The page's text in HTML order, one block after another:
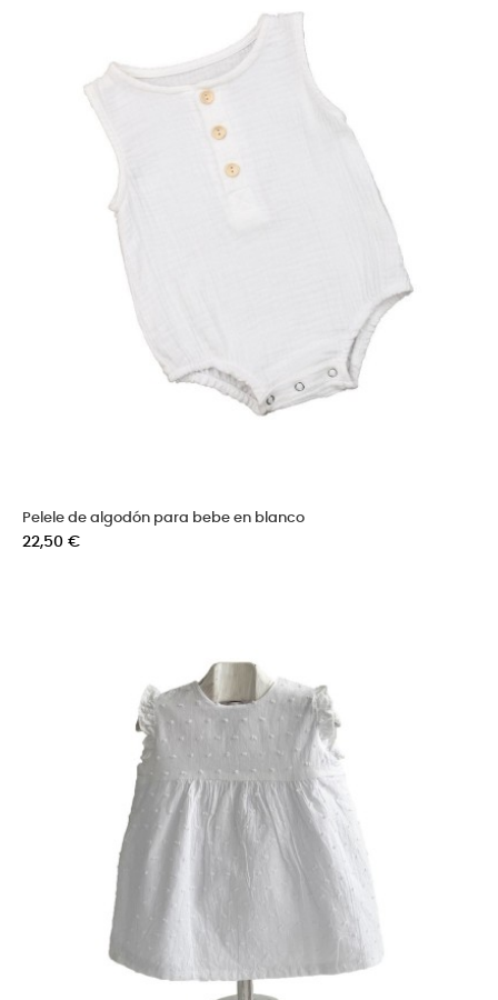
Pelele de algodón para bebe en blanco
Precio
22,50 €